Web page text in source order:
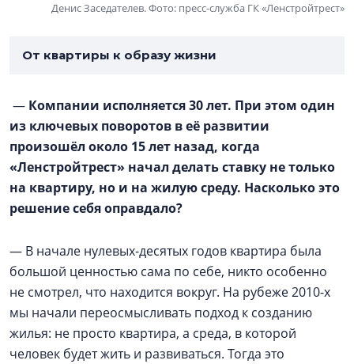
Денис Заседателев. Фото: пресс-служба ГК «Ленстройтрест»
От квартиры к образу жизни
— Компании исполняется 30 лет. При этом один
из ключевых поворотов в её развитии
произошёл около 15 лет назад, когда
«Ленстройтрест» начал делать ставку не только
на квартиру, но и на жилую среду. Насколько это
решение себя оправдало?
— В начале нулевых-десятых годов квартира была
большой ценностью сама по себе, никто особенно
не смотрел, что находится вокруг. На рубеже 2010-х
мы начали переосмысливать подход к созданию
жилья: не просто квартира, а среда, в которой
человек будет жить и развиваться. Тогда это